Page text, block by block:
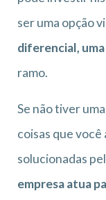
ser uma opção
diferencial,
ramo.
Se não tiver
coisas que
solucionadas
empresa atua